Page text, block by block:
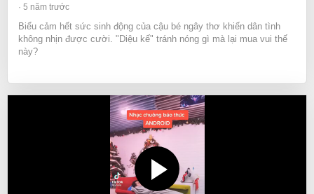
5 năm trước
Biểu cảm hết sức sinh động của cậu bé ngây thơ khiến dân tình
không nhịn được cười. "Diệu kế" tránh nóng gì mà lại mua vui thế
này?